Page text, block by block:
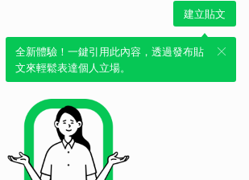
建立貼文
全新體驗！一鍵引用此內容，透過發布貼
文來輕鬆表達個人立場。